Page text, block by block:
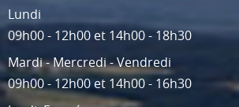
Lundi
09h00 - 12h00 et 14h00 - 18h30
Mardi - Mercredi - Vendredi
09h00 - 12h00 et 14h00 - 16h30